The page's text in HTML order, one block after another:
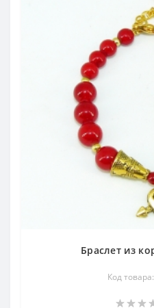
Браслет из
Код